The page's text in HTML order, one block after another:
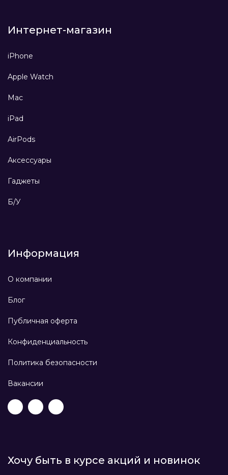
Интернет-магазин
iPhone
Apple Watch
Mac
iPad
AirPods
Аксессуары
Гаджеты
Б/У
Информация
О компании
Блог
Публичная оферта
Конфиденциальность
Политика безопасности
Вакансии
Хочу быть в курсе акций и новинок